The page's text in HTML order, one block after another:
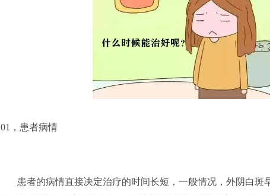
01， 患者病情
患者的病情直接决定治疗的时间长短，一般情况，外阴白斑